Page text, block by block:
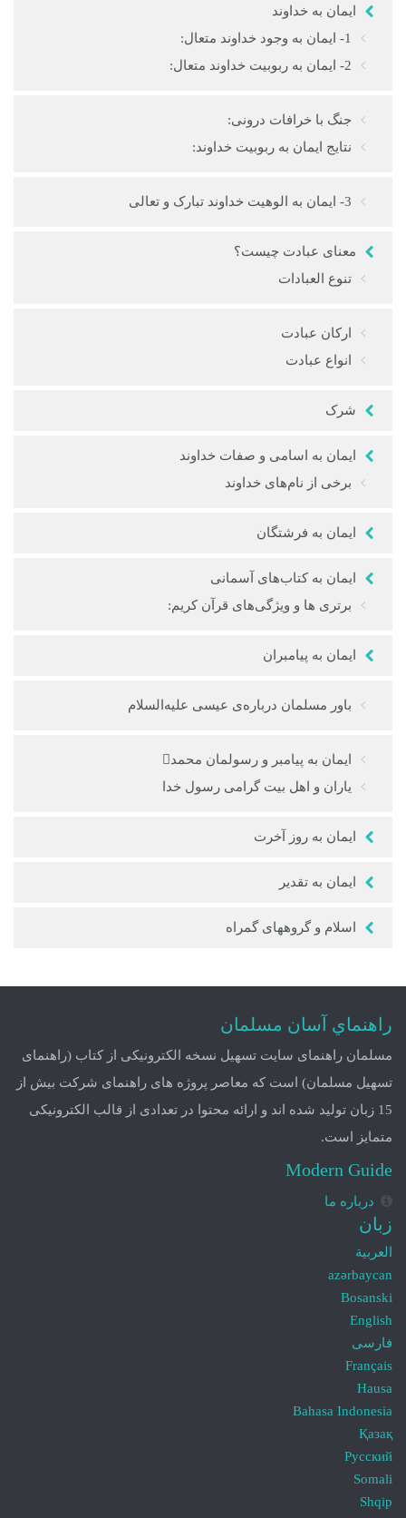
ايمان به خداوند
1- ایمان به وجود خداوند متعال:
2- ایمان به ربوبیت خداوند متعال:
جنگ با خرافات درونی:
نتایج ایمان به ربوبیت خداوند:
3- ایمان به الوهیت خداوند تبارک و تعالی
معنای عبادت چیست؟
تنوع العبادات
ارکان عبادت
انواع عبادت
شرک
ایمان به اسامی و صفات خداوند
برخی از نام‌های خداوند
ایمان به فرشتگان
ایمان به کتاب‌های آسمانی
برتری ها و ویژگی‌های قرآن کریم:
ایمان به پیامبران
باور مسلمان درباره‌ی عیسی علیه‌السلام
ایمان به پیامبر و رسولمان محمد
یاران و اهل بیت گرامی رسول خدا
ایمان به روز آخرت
ایمان به تقدیر
اسلام و گروه‏های گمراه
راهنماي آسان مسلمان
مسلمان راهنمای سایت تسهیل نسخه الکترونیکی از کتاب (راهنمای
تسهیل مسلمان) است که معاصر پروژه های راهنمای شرکت بیش از
15 زبان تولید شده اند و ارائه محتوا در تعدادی از قالب الکترونیکی
متمایز است.
Modern Guide
درباره ما
زبان
العربية
azərbaycan
Bosanski
English
فارسی
Français
Hausa
Bahasa Indonesia
Қазақ
Русский
Somali
Shqip